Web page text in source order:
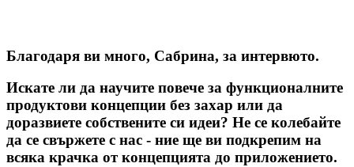
Благодаря ви много, Сабрина, за интервюто.
Искате ли да научите повече за функционалните
продуктови концепции без захар или да
доразвиете собствените си идеи? Не се колебайте
да се свържете с нас - ние ще ви подкрепим на
всяка крачка от концепцията до приложението.